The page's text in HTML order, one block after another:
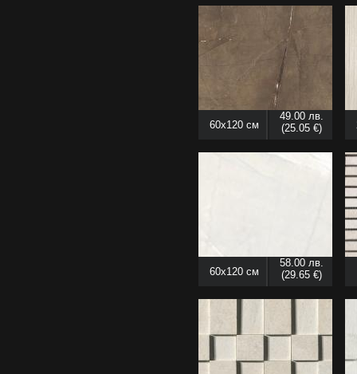
60x120 см
49.00 лв.
(25.05 €)
60x120 см
58.00 лв.
(29.65 €)